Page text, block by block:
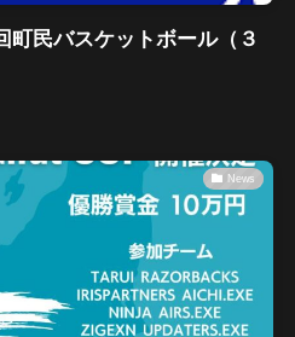
町民バスケットボール（３
News